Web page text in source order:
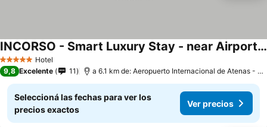
5 Estrellas Hotel
INCORSΟ - Smart Luxury Stay - near Airport - 24HR Check In
9,8 Excelente 11 a 6.1 km de: Aeropuerto Internacional de Atenas - Eleftherios Venizelos
Seleccioná las fechas para ver los
precios exactos
Ver precios